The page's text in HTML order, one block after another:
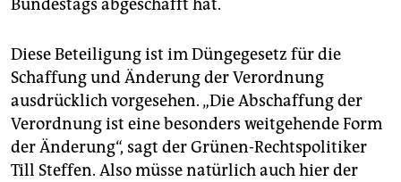
Bundestags abgeschafft hat.
Diese Beteiligung ist im Düngegesetz für die
Schaffung und Änderung der Verordnung
ausdrücklich vorgesehen. „Die Abschaffung der
Verordnung ist eine besonders weitgehende Form
der Änderung“, sagt der Grünen-Rechtspolitiker
Till Steffen. Also müsse natürlich auch hier der